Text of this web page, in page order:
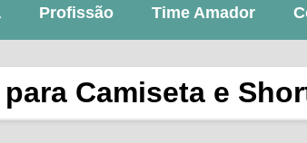
Profissão Time Amador
Camiseta e